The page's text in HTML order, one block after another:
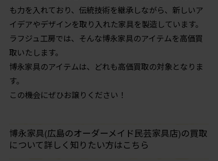
も力を入れており、伝統技術を継承しながら、新しいア
イデアやデザインを取り入れた家具を製造しています。
ラフジュ工房では、そんな博永家具のアイテムを高価買
取いたします。
博永家具のアイテムは、どれも高価買取の対象となりま
す。
この機会にぜひお譲りください！
博永家具(広島のオーダーメイド民芸家具店)の買取
について詳しく知りたい方はこちら